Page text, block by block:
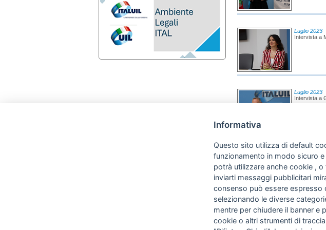
Luglio 2023
Intervista a
Luglio 2023
Intervista a
Giugno 2023
Intervista a
Giugno 2023
Giuliano
Informativa
Questo sito utilizza di default
funzionamento in modo sicuro
potrà utilizzare anche cookie ,
inviarti messaggi pubblicitari
consenso può essere
selezionando le diverse
mentre per chiudere il banner e
cookie o altri strumenti di